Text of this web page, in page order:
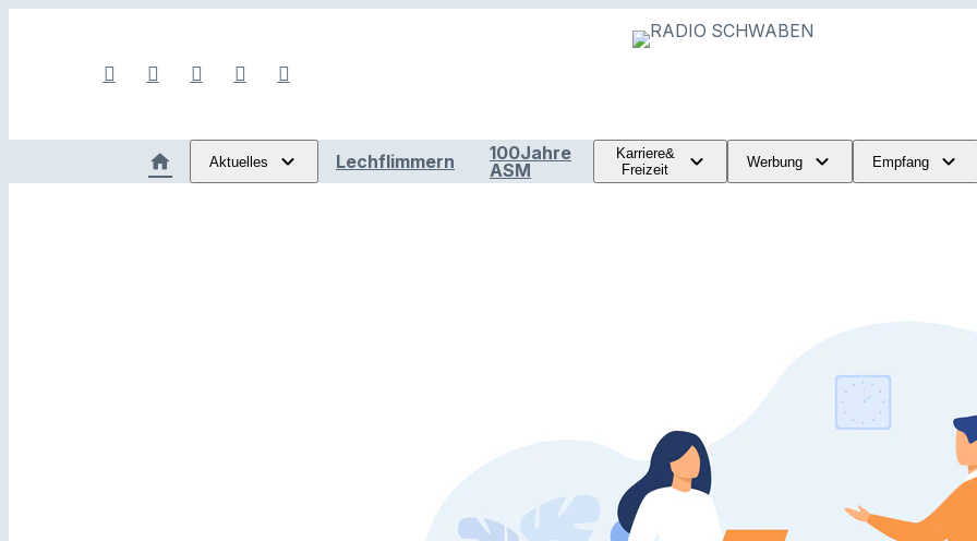
Aktuelles Lechflimmern
100Jahre
ASM
Karriere&
Freizeit
Werbung Empfang